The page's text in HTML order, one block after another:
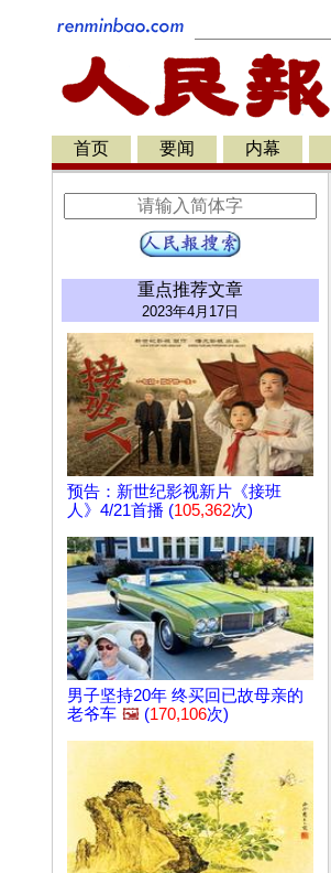
首页 要闻 内幕
重点推荐文章
2023年4月17日
预告：新世纪影视新片《接班
人》4/21首播 (105,362次)
男子坚持20年 终买回已故母亲的
老爷车 🖼️ (170,106次)